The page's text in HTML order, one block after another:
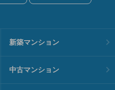
新築マンション
中古マンション